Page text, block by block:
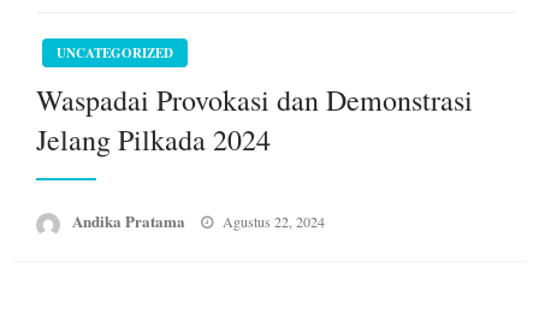
UNCATEGORIZED
Waspadai Provokasi dan Demonstrasi
Jelang Pilkada 2024
Andika Pratama
Posted
Agustus 22, 2024